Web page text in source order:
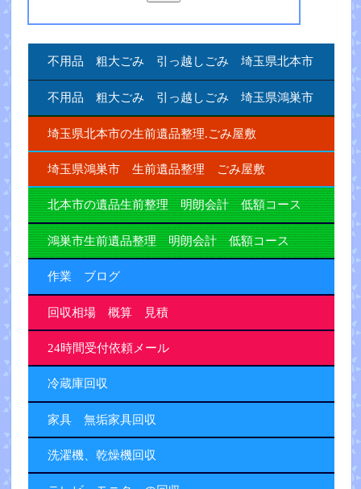
不用品 粗大ごみ 引っ越しごみ 埼玉県北本市
不用品 粗大ごみ 引っ越しごみ 埼玉県鴻巣市
埼玉県北本市の生前遺品整理.ごみ屋敷
埼玉県鴻巣市 生前遺品整理 ごみ屋敷
北本市の遺品生前整理 明朗会計 低額コース
鴻巣市生前遺品整理 明朗会計 低額コース
作業 ブログ
回収相場 概算 見積
24時間受付依頼メール
冷蔵庫回収
家具 無垢家具回収
洗濯機、乾燥機回収